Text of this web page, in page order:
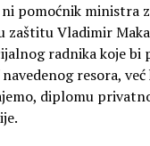
ni pomoćnik ministra
zaštitu Vladimir
radnika koje bi
resora, već
diplomu